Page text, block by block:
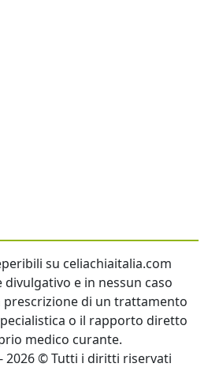
su celiachiaitalia.com
e in nessun caso
di un trattamento
o il rapporto diretto
medico curante.
2026 © Tutti i diritti riservati